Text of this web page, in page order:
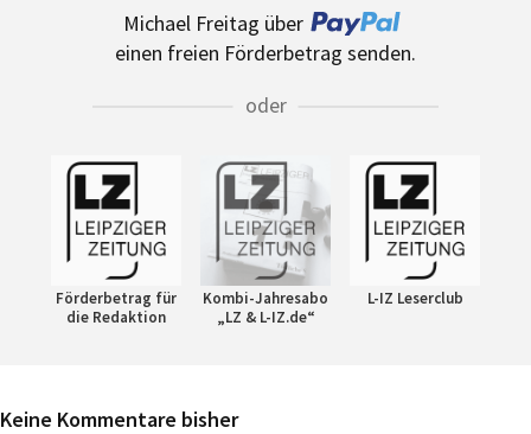
Michael Freitag über
einen freien Förderbetrag senden.
oder
Förderbetrag für
die Redaktion
Kombi-Jahresabo
„LZ & L-IZ.de“
L-IZ Leserclub
Keine Kommentare bisher